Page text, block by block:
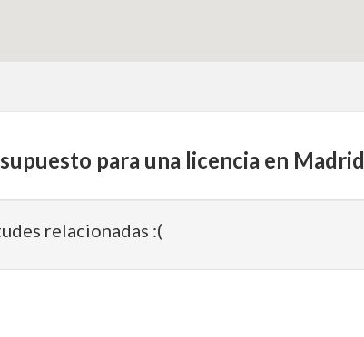
para una licencia en Madrid
relacionadas :(